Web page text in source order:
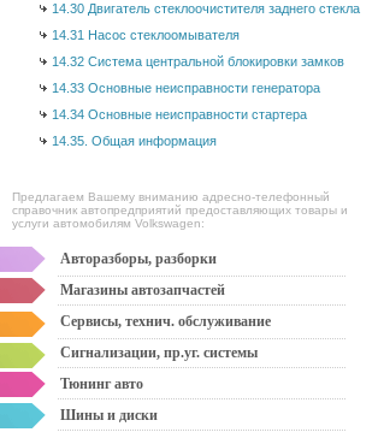
14.30 Двигатель стеклоочистителя заднего стекла
14.31 Насос стеклоомывателя
14.32 Система центральной блокировки замков
14.33 Основные неисправности генератора
14.34 Основные неисправности стартера
14.35. Общая информация
Предлагаем Вашему вниманию адресно-телефонный
справочник автопредприятий предоставляющих товары и
услуги автомобилям Volkswagen:
Авторазборы, разборки
Магазины автозапчастей
Сервисы, технич. обслуживание
Сигнализации, пр.уг. системы
Тюнинг авто
Шины и диски